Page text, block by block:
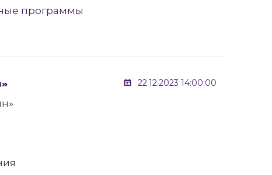
программы
22.12.2023 14:00:00